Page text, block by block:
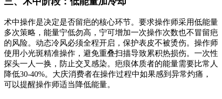
术中操作是决定是否留疤的核心环节。要求操作师采用低能量
多次策略，能量宁低勿高，宁可增加一次操作次数也不冒留疤
的风险。动态冷风必须全程开启，保护表皮不被烫伤。操作师
使用小光斑精准操作，避免重叠扫描导致累积热损伤。一次性
探头一人一换，防止交叉感染。疤痕体质者的能量需要比常人
降低30-40%。大庆消费者在操作过程中如果感到异常灼痛，
可以提醒操作师适当降低能量。